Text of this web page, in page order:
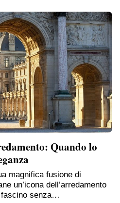
Quando lo
magnifica fusione di
un’icona dell’arredamento
senza…